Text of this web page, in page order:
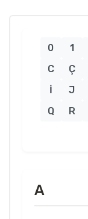
0 1
C
Ç
İ
J
Q
R
A